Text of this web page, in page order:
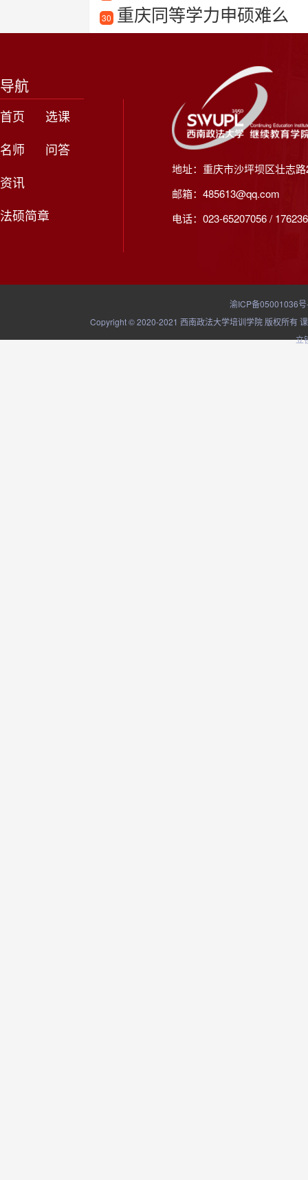
30 重庆同等学力申硕难么
导航
首页
选课
名师
问答
资讯
法硕简章
地址：重庆市沙坪坝区壮志
邮箱：485613@qq.com
电话：023-65207056 /
渝ICP备05001036
Copyright © 2020-2021 西南政法大学培训学院 版权所有
立